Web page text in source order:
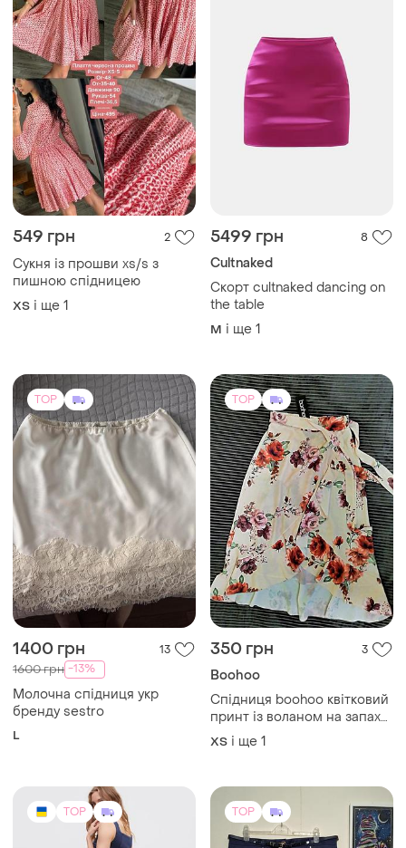
549 грн 2
Сукня із прошви xs/s з
пишною спідницею
ХS і ще 1
5499 грн 8
Cultnaked
Скорт cultnaked dancing on
the table
M і ще 1
TOP
1400 грн 13
1600 грн -13%
Молочна спідниця укр
бренду sestro
L
TOP
350 грн 3
Boohoo
Спідниця boohoo квітковий
принт із воланом на запах
розмір xs - s
ХS і ще 1
TOP TOP